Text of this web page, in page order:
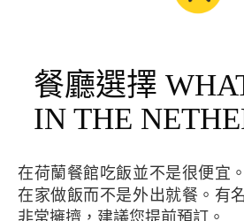
餐廳選擇 WHAT TO EAT
IN THE
在荷蘭餐館吃飯並不是很便宜。所以當地人更喜歡
在家做飯而不是外出就餐。有
非常擁擠，建議您提前預訂。